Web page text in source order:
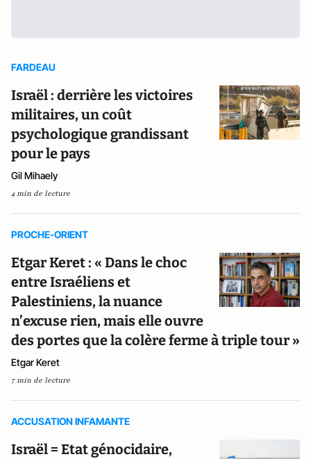
FARDEAU
Israël : derrière les victoires
militaires, un coût
psychologique grandissant
pour le pays
Gil Mihaely
4 min de lecture
PROCHE-ORIENT
Etgar Keret : « Dans le choc
entre Israéliens et
Palestiniens, la nuance
n’excuse rien, mais elle ouvre
des portes que la colère ferme à triple tour »
Etgar Keret
7 min de lecture
ACCUSATION INFAMANTE
Israël = Etat génocidaire,